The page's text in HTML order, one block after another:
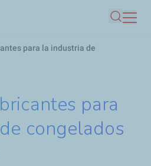
contenido
Buscar
para la industria de
para
congelados